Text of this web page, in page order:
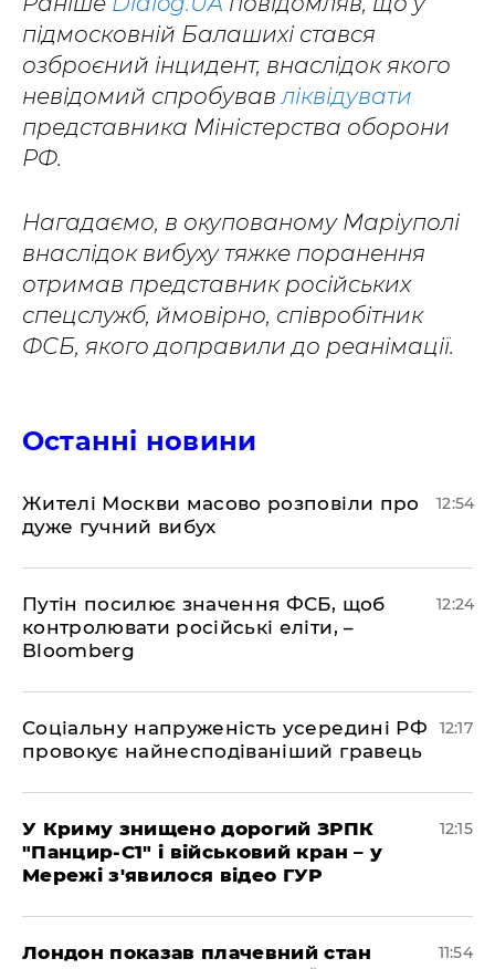
підмосковній Балашихі стався
озброєний інцидент, внаслідок якого
невідомий спробувавліквідувати
представника Міністерства оборони
РФ.
Нагадаємо, в окупованому Маріуполі
внаслідок вибуху тяжке поранення
отримав представник російських
спецслужб, ймовірно, співробітник
ФСБ, якого доправили до реанімації.
Останні новини
Жителі Москви масово розповіли про
дуже гучний вибух
12:54
Путін посилює значення ФСБ, щоб
контролювати російські еліти, –
Bloomberg
12:24
Соціальну напруженість усередині РФ
провокує найнесподіваніший гравець
12:17
У Криму знищено дорогий ЗРПК
"Панцир-С1" і військовий кран – у
Мережі з'явилося відео ГУР
12:15
Лондон показав плачевний стан
11:54